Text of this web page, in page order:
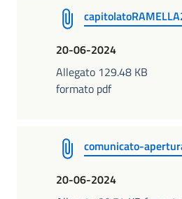
20-06-2024
Allegato 129.48 KB
formato pdf
comunicato-
20-06-2024